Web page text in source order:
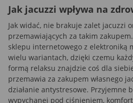
Jak jacuzzi wpływa na
Jak widać, nie brakuje zalet jacuzzi
przemawiających za takim
sklepu internetowego z elektroniką
wielu wariantach, dzięki czemu
formą relaksu znajdzie coś dla
przemawia za zakupem własnego
działanie antystresowe. Przyjemne
wypychanej pod ciśnieniem,